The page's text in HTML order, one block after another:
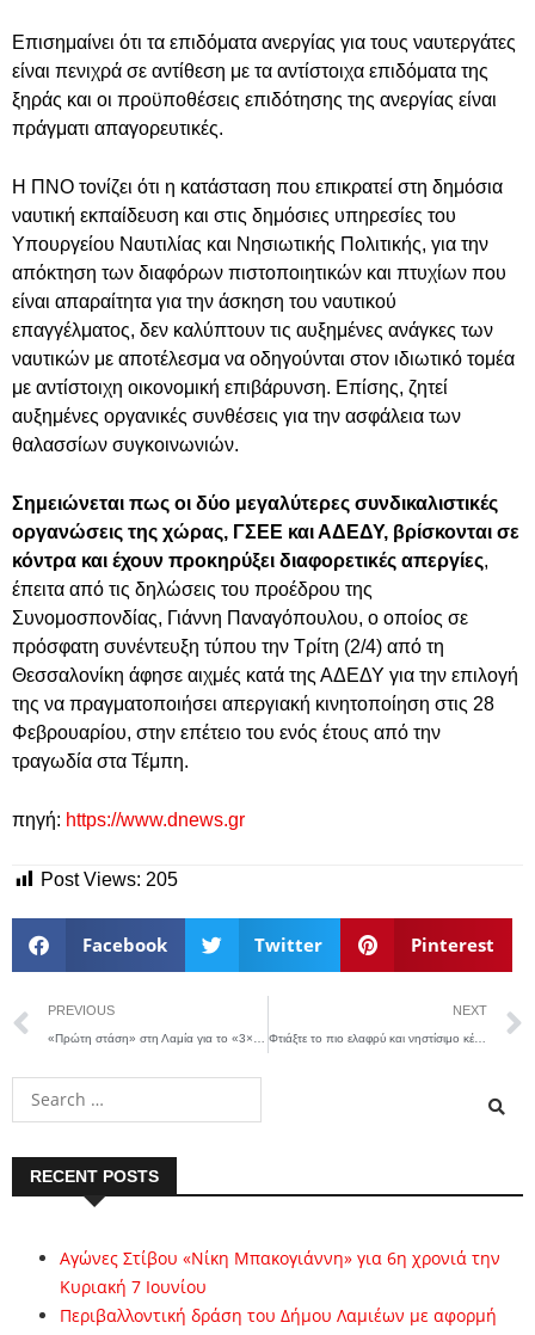
Επισημαίνει ότι τα επιδόματα ανεργίας για τους ναυτεργάτες
είναι πενιχρά σε αντίθεση με τα αντίστοιχα επιδόματα της
ξηράς και οι προϋποθέσεις επιδότησης της ανεργίας είναι
πράγματι απαγορευτικές.
Η ΠΝΟ τονίζει ότι η κατάσταση που επικρατεί στη δημόσια
ναυτική εκπαίδευση και στις δημόσιες υπηρεσίες του
Υπουργείου Ναυτιλίας και Νησιωτικής Πολιτικής, για την
απόκτηση των διαφόρων πιστοποιητικών και πτυχίων που
είναι απαραίτητα για την άσκηση του ναυτικού
επαγγέλματος, δεν καλύπτουν τις αυξημένες ανάγκες των
ναυτικών με αποτέλεσμα να οδηγούνται στον ιδιωτικό τομέα
με αντίστοιχη οικονομική επιβάρυνση. Επίσης, ζητεί
αυξημένες οργανικές συνθέσεις για την ασφάλεια των
θαλασσίων συγκοινωνιών.
Σημειώνεται πως οι δύο μεγαλύτερες συνδικαλιστικές
οργανώσεις της χώρας, ΓΣΕΕ και ΑΔΕΔΥ, βρίσκονται σε
κόντρα και έχουν προκηρύξει διαφορετικές απεργίες,
έπειτα από τις δηλώσεις του προέδρου της
Συνομοσπονδίας, Γιάννη Παναγόπουλου, ο οποίος σε
πρόσφατη συνέντευξη τύπου την Τρίτη (2/4) από τη
Θεσσαλονίκη άφησε αιχμές κατά της ΑΔΕΔΥ για την επιλογή
της να πραγματοποιήσει απεργιακή κινητοποίηση στις 28
Φεβρουαρίου, στην επέτειο του ενός έτους από την
τραγωδία στα Τέμπη.
πηγή: https://www.dnews.gr
Post Views: 205
Facebook Twitter Pinterest
PREVIOUS NEXT
Φτιάξτε το πιο ελαφρύ και νηστίσιμο κέικ καρότου
RECENT POSTS
Αγώνες Στίβου «Νίκη Μπακογιάννη» για 6η χρονιά την
Κυριακή 7 Ιουνίου
Περιβαλλοντική δράση του Δήμου Λαμιέων με αφορμή